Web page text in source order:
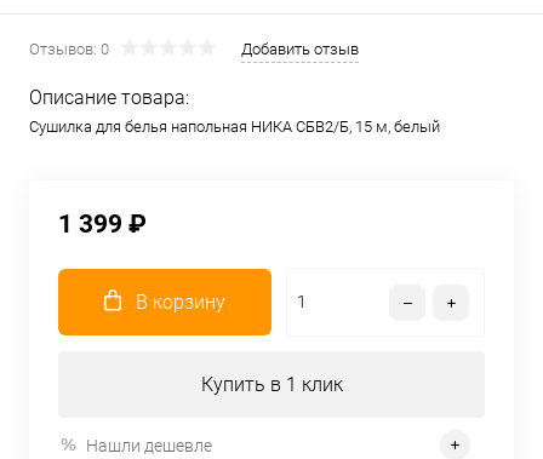
Отзывов: 0 Добавить отзыв
Описание товара:
Сушилка для белья напольная НИКА СБВ2/Б, 15 м, белый
1 399 ₽
В корзину
Купить в 1 клик
Нашли дешевле